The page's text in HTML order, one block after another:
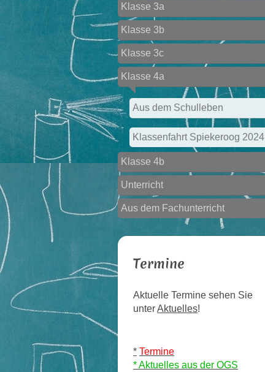
Klasse 3a
Klasse 3b
Klasse 3c
Klasse 4a
Aus dem Schulleben
Klassenfahrt Spiekeroog 2024
Klasse 4b
Unterricht
Aus dem Fachunterricht
Termine
Aktuelle Termine sehen Sie
unterAktuelles!
* Termine
* Aktuelles aus der OGS